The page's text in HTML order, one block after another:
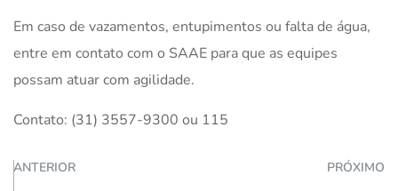
Em caso de vazamentos, entupimentos ou falta de água,
entre em contato com o SAAE para que as equipes
possam atuar com agilidade.
Contato: (31) 3557-9300 ou 115
ANTERIOR PRÓXIMO